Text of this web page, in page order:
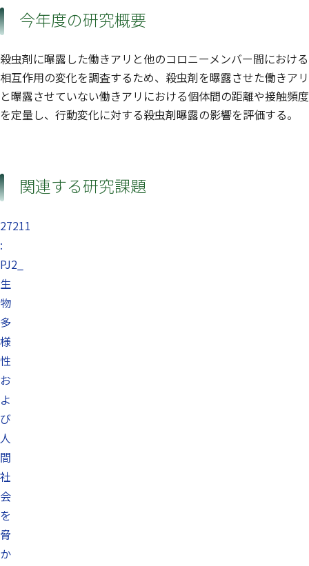
今年度の研究概要
殺虫剤に曝露した働きアリと他のコロニーメンバー間における
相互作用の変化を調査するため、殺虫剤を曝露させた働きアリ
と曝露させていない働きアリにおける個体間の距離や接触頻度
を定量し、行動変化に対する殺虫剤曝露の影響を評価する。
関連する研究課題
27211
:
PJ2_
生
物
多
様
性
お
よ
び
人
間
社
会
を
脅
か